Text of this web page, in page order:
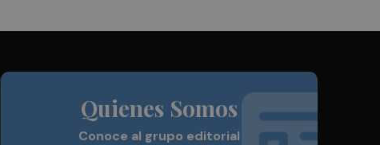
Quienes Somos
Conoce al grupo editorial